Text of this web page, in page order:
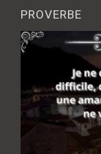
PROVERBE